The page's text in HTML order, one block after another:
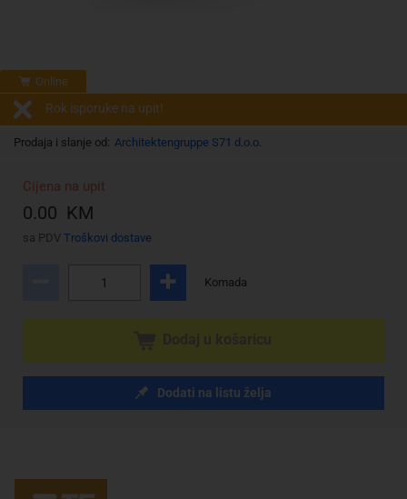
Online
Rok isporuke na upit!
Prodaja i slanje od: Architektengruppe S71 d.o.o.
Cijena na upit
0.00 KM
sa PDV Troškovi dostave
Komada
Dodati na listu želja